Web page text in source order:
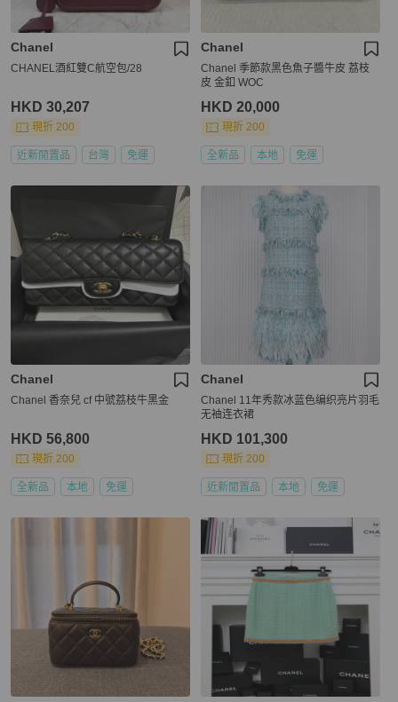
Chanel
CHANEL酒紅雙C航空包/28
HKD 30,207
現折 200
近新閒置品 台灣 免運
Chanel
Chanel 季節款黑色魚子醬牛皮 荔枝
皮 金釦 WOC
HKD 20,000
現折 200
全新品 本地 免運
Chanel
Chanel 香奈兒 cf 中號荔枝牛黑金
HKD 56,800
現折 200
全新品 本地 免運
Chanel
Chanel 11年秀款冰蓝色编织亮片羽毛
无袖连衣裙
HKD 101,300
現折 200
近新閒置品 本地 免運